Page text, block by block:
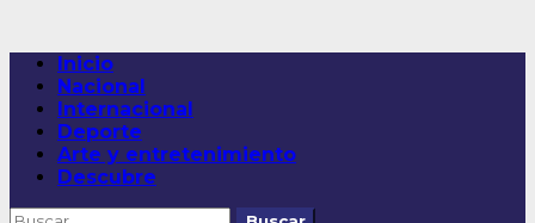
Menú
principal
Inicio
Nacional
Internacional
Deporte
Arte y entretenimiento
Descubre
Buscar: